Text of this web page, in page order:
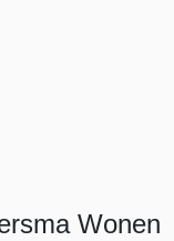
Wonen